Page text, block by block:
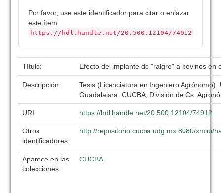
Por favor, use este identificador para citar o enlazar
este ítem:
https://hdl.handle.net/20.500.12104/74912
Título: Efecto del implante de "ralgro" a bovinos en
Descripción:
Tesis (Licenciatura en Ingeniero Agrónomo).
Guadalajara. CUCBA, División de Cs.
URI: https://hdl.handle.net/20.500.12104/74912
Otros
identificadores:
http://repositorio.cucba.udg.mx:8080/xmlui/
Aparece en las
colecciones:
CUCBA